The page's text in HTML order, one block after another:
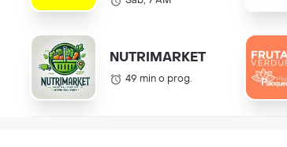
NUTRIMARKET
49 min o prog.